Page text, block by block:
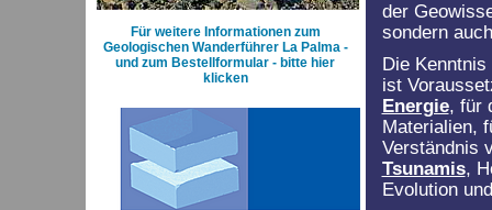
Für weitere Informationen zum
Geologischen Wanderführer La Palma -
und zum Bestellformular - bitte hier
klicken
der
sondern
Die
ist
Energie, für
Materialien,
Verständnis
Tsunamis,
Evolution